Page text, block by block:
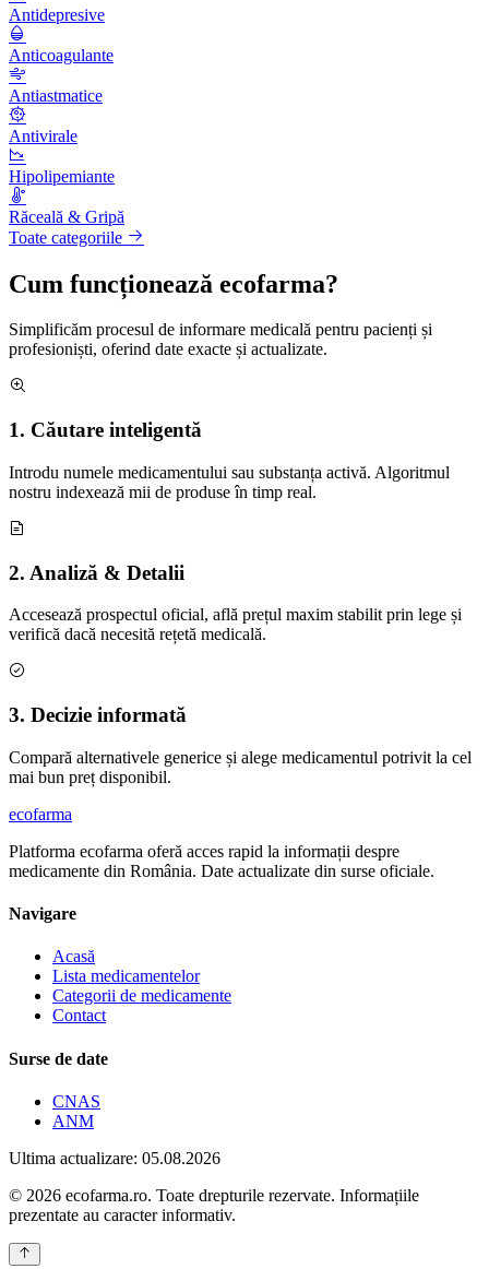
Antidepresive
Anticoagulante
Antiastmatice
Antivirale
Hipolipemiante
Răceală & Gripă
Toate categoriile
Cum funcționează ecofarma?
Simplificăm procesul de informare medicală pentru pacienți și
profesioniști, oferind date exacte și actualizate.
1. Căutare inteligentă
Introdu numele medicamentului sau substanța activă. Algoritmul
nostru indexează mii de produse în timp real.
2. Analiză & Detalii
Accesează prospectul oficial, află prețul maxim stabilit prin lege și
verifică dacă necesită rețetă medicală.
3. Decizie informată
Compară alternativele generice și alege medicamentul potrivit la cel
mai bun preț disponibil.
ecofarma
Platforma ecofarma oferă acces rapid la informații despre
medicamente din România. Date actualizate din surse oficiale.
Navigare
Acasă
Lista medicamentelor
Categorii de medicamente
Contact
Surse de date
CNAS
ANM
Ultima actualizare: 05.08.2026
© 2026 ecofarma.ro. Toate drepturile rezervate. Informațiile
prezentate au caracter informativ.